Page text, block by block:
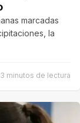
marcadas
la
3 minutos de lectura